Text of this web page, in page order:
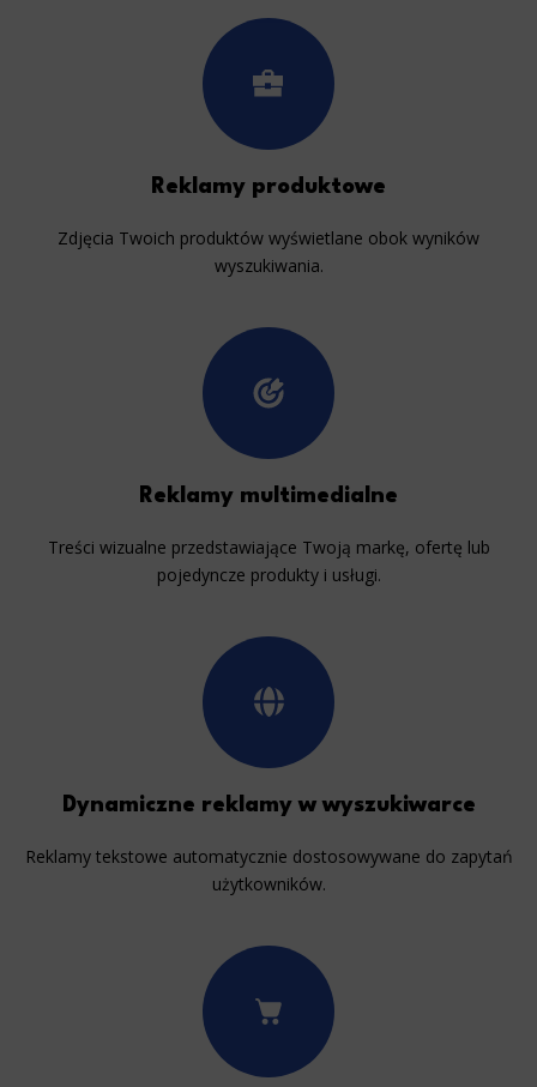
This is data used to personalize your use of our website and to remember choices you make while using our website. For
example, we may use functional cookies to remember your language preferences or to remember your login information,
Scripts and data used to collect information to analyze site traffic and how users use the site, how they came to the
habits and demographic criteria. Also, third-party files that, in conjunction with files installed while browsing other
websites, profile the user, providing him or her with the marketing, advertising and retargeting content deemed most
Reklamy produktowe
Zdjęcia Twoich produktów wyświetlane obok wyników
wyszukiwania.
Reklamy multimedialne
Treści wizualne przedstawiające Twoją markę, ofertę lub
pojedyncze produkty i usługi.
Dynamiczne reklamy w wyszukiwarce
Reklamy tekstowe automatycznie dostosowywane do zapytań
użytkowników.